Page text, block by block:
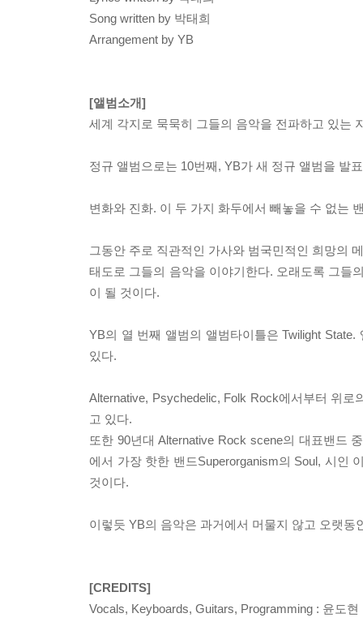
Song written by 박태희
Arrangement by YB
[앨범소개]
세계 각지로 묵묵히 그들의 음악을 전파하고 있는
정규 앨범으로는 10번째, YB가 새 정규 앨범을 발
변화와 진화. 이 두 가지 화두에서 빼놓을 수 없는
그동안 주로 직관적인 가사와 범국민적인 희망의
태도로 그들의 음악을 이야기한다. 오래도록 그들
이 될 것이다.
YB의 열 번째 앨범의 앨범타이틀은 Twilight
있다.
Alternative, Psychedelic, Folk Rock에서부터 위
고 있다.
또한 90년대 Alternative Rock scene의 대표밴드
에서 가장 핫한 밴드Superorganism의 Soul, 시인
것이다.
이렇듯 YB의 음악은 과거에서 머물지 않고 오랫
[CREDITS]
Vocals, Keyboards, Guitars, Programming : 윤도현